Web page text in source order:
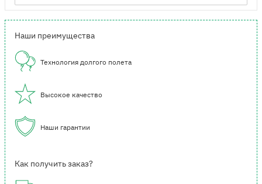
Наши преимущества
Технология долгого полета
Высокое качество
Наши гарантии
Как получить заказ?